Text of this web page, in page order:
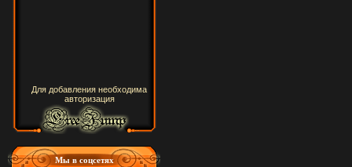
Для добавления необходима
авторизация
Мы в соцсетях